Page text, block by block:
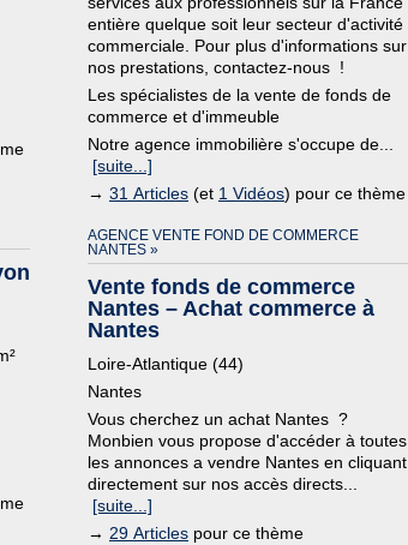
entière quelque soit leur secteur d'activité
commerciale. Pour plus d'informations sur
nos prestations, contactez-nous !
Les spécialistes de la vente de fonds de
commerce et d'immeuble
Notre agence immobilière s'occupe de...
[suite...]
→ 31 Articles (et 1 Vidéos) pour ce thème
AGENCE VENTE FOND DE COMMERCE
NANTES »
Vente fonds de commerce
Nantes – Achat commerce à
Nantes
Loire-Atlantique (44)
Nantes
Vous cherchez un achat Nantes ?
Monbien vous propose d'accéder à toutes
les annonces a vendre Nantes en cliquant
directement sur nos accès directs...
[suite...]
→ 29 Articles pour ce thème